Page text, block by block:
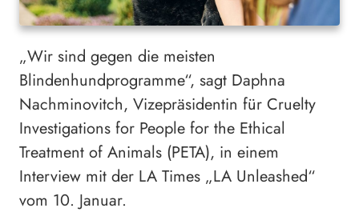
„Wir sind gegen die meisten
Blindenhundprogramme“, sagt Daphna
Nachminovitch, Vizepräsidentin für Cruelty
Investigations for People for the Ethical
Treatment of Animals (PETA), in einem
Interview mit der LA Times „LA Unleashed“
vom 10. Januar.